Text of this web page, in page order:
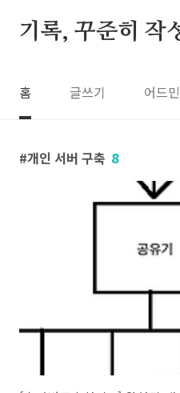
기록, 꾸준히 작
홈 글쓰기 어드민
개인 서버 구축 8